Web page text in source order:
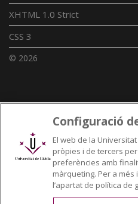
XHTML 1.0 Strict
CSS 3
© 2026
Enllaços UdL
Xarxes universitàries
Configuració
El web de la
pròpies i de tercers
preferències amb
màrqueting. Per a
l’apartat de política de